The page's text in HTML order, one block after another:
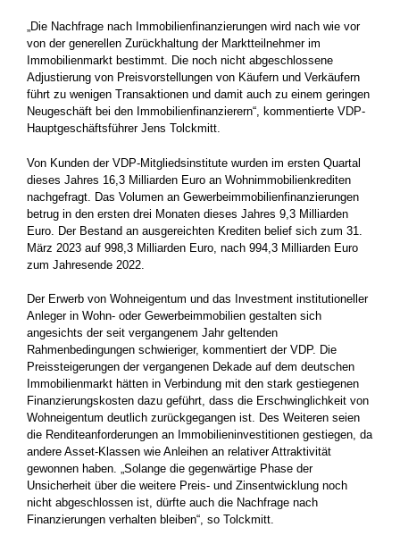
„Die Nachfrage nach Immobilienfinanzierungen wird nach wie vor
von der generellen Zurückhaltung der Marktteilnehmer im
Immobilienmarkt bestimmt. Die noch nicht abgeschlossene
Adjustierung von Preisvorstellungen von Käufern und Verkäufern
führt zu wenigen Transaktionen und damit auch zu einem geringen
Neugeschäft bei den Immobilienfinanzierern“, kommentierte VDP-
Hauptgeschäftsführer Jens Tolckmitt.
Von Kunden der VDP-Mitgliedsinstitute wurden im ersten Quartal
dieses Jahres 16,3 Milliarden Euro an Wohnimmobilienkrediten
nachgefragt. Das Volumen an Gewerbeimmobilienfinanzierungen
betrug in den ersten drei Monaten dieses Jahres 9,3 Milliarden
Euro. Der Bestand an ausgereichten Krediten belief sich zum 31.
März 2023 auf 998,3 Milliarden Euro, nach 994,3 Milliarden Euro
zum Jahresende 2022.
Der Erwerb von Wohneigentum und das Investment institutioneller
Anleger in Wohn- oder Gewerbeimmobilien gestalten sich
angesichts der seit vergangenem Jahr geltenden
Rahmenbedingungen schwieriger, kommentiert der VDP. Die
Preissteigerungen der vergangenen Dekade auf dem deutschen
Immobilienmarkt hätten in Verbindung mit den stark gestiegenen
Finanzierungskosten dazu geführt, dass die Erschwinglichkeit von
Wohneigentum deutlich zurückgegangen ist. Des Weiteren seien
die Renditeanforderungen an Immobilieninvestitionen gestiegen, da
andere Asset-Klassen wie Anleihen an relativer Attraktivität
gewonnen haben. „Solange die gegenwärtige Phase der
Unsicherheit über die weitere Preis- und Zinsentwicklung noch
nicht abgeschlossen ist, dürfte auch die Nachfrage nach
Finanzierungen verhalten bleiben“, so Tolckmitt.